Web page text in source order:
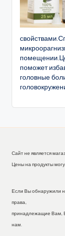
поможет
головные
Сайт не является
Цены на продукты
Если Вы обнаружили
права,
принадлежащие Вам,
нам.